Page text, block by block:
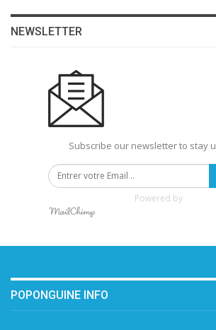
NEWSLETTER
Subscribe our newsletter to stay
Powered by
POPONGUINE INFO